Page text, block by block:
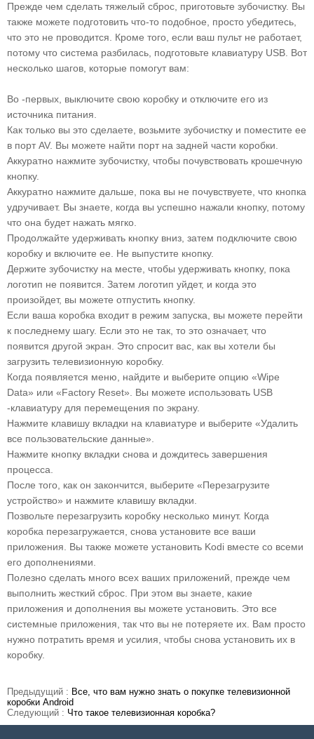
Прежде чем сделать тяжелый сброс, приготовьте зубочистку. Вы
также можете подготовить что-то подобное, просто убедитесь,
что это не проводится. Кроме того, если ваш пульт не работает,
потому что система разбилась, подготовьте клавиатуру USB. Вот
несколько шагов, которые помогут вам:
Во -первых, выключите свою коробку и отключите его из
источника питания.
Как только вы это сделаете, возьмите зубочистку и поместите ее
в порт AV. Вы можете найти порт на задней части коробки.
Аккуратно нажмите зубочистку, чтобы почувствовать крошечную
кнопку.
Аккуратно нажмите дальше, пока вы не почувствуете, что кнопка
удручивает. Вы знаете, когда вы успешно нажали кнопку, потому
что она будет нажать мягко.
Продолжайте удерживать кнопку вниз, затем подключите свою
коробку и включите ее. Не выпустите кнопку.
Держите зубочистку на месте, чтобы удерживать кнопку, пока
логотип не появится. Затем логотип уйдет, и когда это
произойдет, вы можете отпустить кнопку.
Если ваша коробка входит в режим запуска, вы можете перейти
к последнему шагу. Если это не так, то это означает, что
появится другой экран. Это спросит вас, как вы хотели бы
загрузить телевизионную коробку.
Когда появляется меню, найдите и выберите опцию «Wipe
Data» или «Factory Reset». Вы можете использовать USB
-клавиатуру для перемещения по экрану.
Нажмите клавишу вкладки на клавиатуре и выберите «Удалить
все пользовательские данные».
Нажмите кнопку вкладки снова и дождитесь завершения
процесса.
После того, как он закончится, выберите «Перезагрузите
устройство» и нажмите клавишу вкладки.
Позвольте перезагрузить коробку несколько минут. Когда
коробка перезагружается, снова установите все ваши
приложения. Вы также можете установить Kodi вместе со всеми
его дополнениями.
Полезно сделать много всех ваших приложений, прежде чем
выполнить жесткий сброс. При этом вы знаете, какие
приложения и дополнения вы можете установить. Это все
системные приложения, так что вы не потеряете их. Вам просто
нужно потратить время и усилия, чтобы снова установить их в
коробку.
Предыдущий : Все, что вам нужно знать о покупке телевизионной
коробки Android
Следующий : Что такое телевизионная коробка?